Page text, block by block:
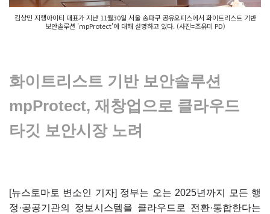
김상민 지행아이티 대표가 지난 11월30일 서울 송파구 공유오피스에서 화이트리스트 기반
보안솔루션 'mpProtect'에 대해 설명하고 있다. (사진=조유미 PD)
화이트리스트 기반 보안솔루션
mpProtect, 재창업으로 클라우드
타깃 보안시장 노려
[뉴스토마토 변소인 기자] 정부는 오는 2025년까지 모든 행
정·공공기관의 정보시스템을 클라우드로 전환·통합한다는